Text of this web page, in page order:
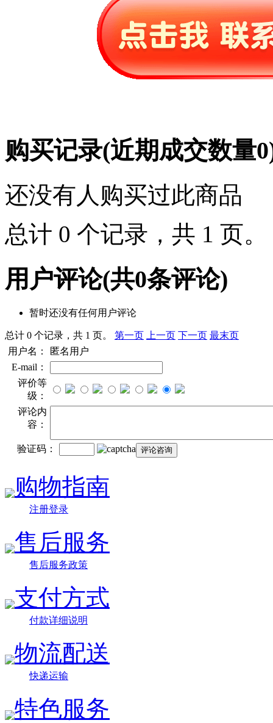
购买记录(近期成交数量0
还没有人购买过此商品
总计 0 个记录，共 1 页。
用户评论(共0条评论)
暂时还没有任何用户评论
总计 0 个记录，共 1 页。 第一页 上一页 下一页 最末页
用户名：
匿名用户
E-mail：
评价等
级：
评论内
容：
验证码：
购物指南
注册登录
售后服务
售后服务政策
支付方式
付款详细说明
物流配送
快递运输
特色服务